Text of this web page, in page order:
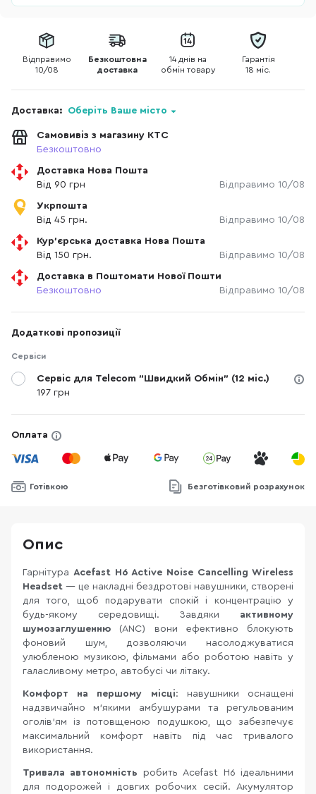
Відправимо
10/08
Безкоштовна
доставка
14 днів на
обмін товару
Гарантія
18 міс.
Доставка: Оберіть Ваше місто
Самовивіз з магазину КТС
Безкоштовно
Доставка Нова Пошта
Від 90 грн
Відправимо 10/08
Укрпошта
Від 45 грн.
Відправимо 10/08
Кур'єрська доставка Нова Пошта
Від 150 грн.
Відправимо 10/08
Доставка в Поштомати Нової Пошти
Безкоштовно
Відправимо 10/08
Додаткові пропозиції
Сервіси
Сервіс для Telecom "Швидкий Обмін" (12 міс.)
197 грн
Оплата
Готівкою Безготівковий розрахунок
Опис
Гарнітура Acefast H6 Active Noise Cancelling Wireless
Headset — це накладні бездротові навушники, створені
для того, щоб подарувати спокій і концентрацію у
будь-якому середовищі. Завдяки активному
шумозаглушенню (ANC) вони ефективно блокують
фоновий шум, дозволяючи насолоджуватися
улюбленою музикою, фільмами або роботою навіть у
галасливому метро, автобусі чи літаку.
Комфорт на першому місці: навушники оснащені
надзвичайно м’якими амбушурами та регульованим
оголів’ям із потовщеною подушкою, що забезпечує
максимальний комфорт навіть під час тривалого
використання.
Тривала автономність
робить Acefast H6 ідеальними
для подорожей і довгих робочих сесій. Акумулятор